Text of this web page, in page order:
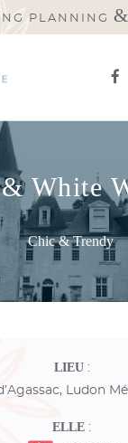
PLANNING &
White
Chic & Trendy
LIEU :
Ludon
ELLE :